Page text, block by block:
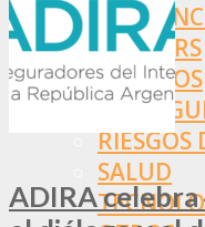
BROKERS
SEGUROS
RIESGOS
SALUD
ADIRA